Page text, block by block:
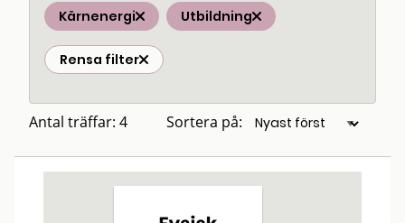
Kärnenergi Utbildning
Rensa filter
Antal träffar: 4 Sortera på: